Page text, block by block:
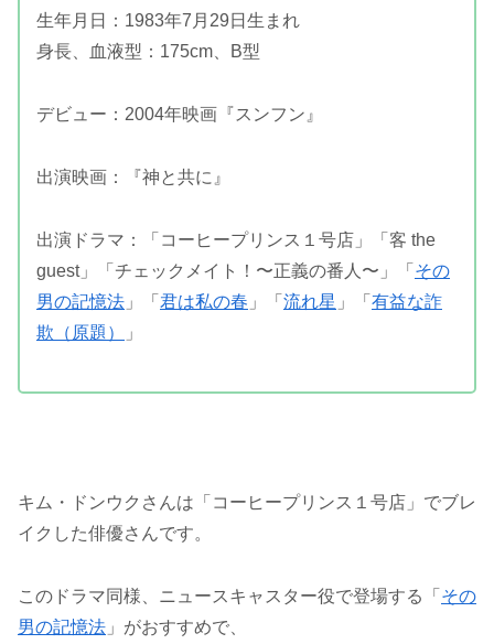
生年月日：1983年7月29日生まれ
身長、血液型：175cm、B型
デビュー：2004年映画『スンフン』
出演映画：『神と共に』
出演ドラマ：「コーヒープリンス１号店」「客 the
guest」「チェックメイト！〜正義の番人〜」「 その
男の記憶法 」「 君は私の春 」「 流れ星 」「 有益な詐
欺（原題）
」
キム・ドンウクさんは「コーヒープリンス１号店」でブレ
イクした俳優さんです。
このドラマ同様、ニュースキャスター役で登場する「 その
男の記憶法 」がおすすめで、